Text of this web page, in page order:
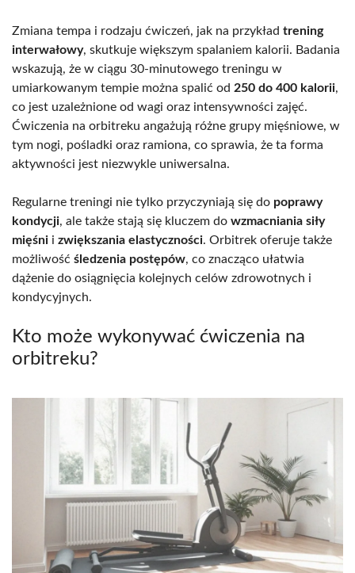
Zmiana tempa i rodzaju ćwiczeń, jak na przykład trening
interwałowy, skutkuje większym spalaniem kalorii. Badania
wskazują, że w ciągu 30-minutowego treningu w
umiarkowanym tempie można spalić od 250 do 400 kalorii,
co jest uzależnione od wagi oraz intensywności zajęć.
Ćwiczenia na orbitreku angażują różne grupy mięśniowe, w
tym nogi, pośladki oraz ramiona, co sprawia, że ta forma
aktywności jest niezwykle uniwersalna.
Regularne treningi nie tylko przyczyniają się do poprawy
kondycji, ale także stają się kluczem do wzmacniania siły
mięśni i zwiększania elastyczności. Orbitrek oferuje także
możliwość śledzenia postępów, co znacząco ułatwia
dążenie do osiągnięcia kolejnych celów zdrowotnych i
kondycyjnych.
Kto może wykonywać ćwiczenia na
orbitreku?